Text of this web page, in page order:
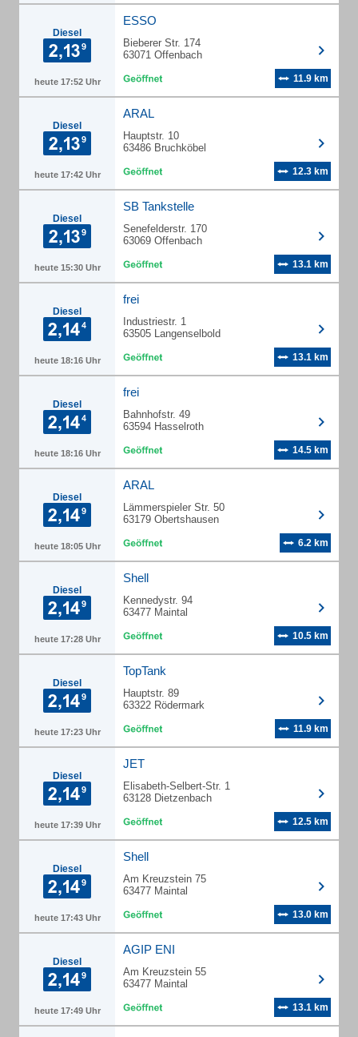
Diesel
heute 17:52 Uhr
ESSO
Bieberer Str. 174
63071 Offenbach
11.9 km
Diesel
heute 17:42 Uhr
ARAL
Hauptstr. 10
63486 Bruchköbel
12.3 km
Diesel
heute 15:30 Uhr
SB Tankstelle
Senefelderstr. 170
63069 Offenbach
13.1 km
Diesel
heute 18:16 Uhr
frei
Industriestr. 1
63505 Langenselbold
13.1 km
Diesel
heute 18:16 Uhr
frei
Bahnhofstr. 49
63594 Hasselroth
14.5 km
Diesel
heute 18:05 Uhr
ARAL
Lämmerspieler Str. 50
63179 Obertshausen
6.2 km
Diesel
heute 17:28 Uhr
Shell
Kennedystr. 94
63477 Maintal
10.5 km
Diesel
heute 17:23 Uhr
TopTank
Hauptstr. 89
63322 Rödermark
11.9 km
Diesel
heute 17:39 Uhr
JET
Elisabeth-Selbert-Str. 1
63128 Dietzenbach
12.5 km
Diesel
heute 17:43 Uhr
Shell
Am Kreuzstein 75
63477 Maintal
13.0 km
Diesel
heute 17:49 Uhr
AGIP ENI
Am Kreuzstein 55
63477 Maintal
13.1 km